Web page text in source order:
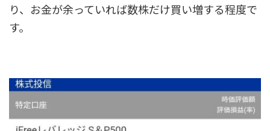
り、お金が余っていれば数株だけ買い増する程度で
す。